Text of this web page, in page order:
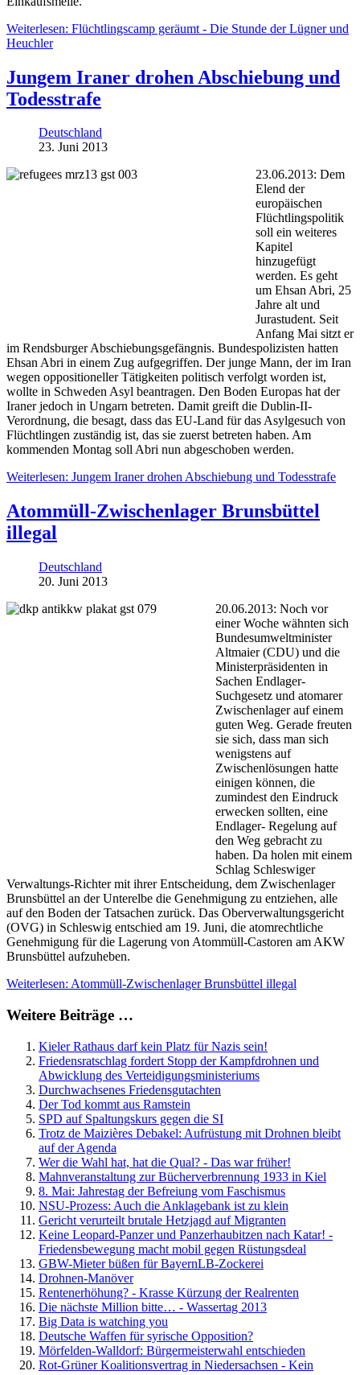
Weiterlesen: Flüchtlingscamp geräumt - Die Stunde der Lügner und
Heuchler
Jungem Iraner drohen Abschiebung und
Todesstrafe
Deutschland
23. Juni 2013
23.06.2013: Dem
Elend der
europäischen
Flüchtlingspolitik
soll ein weiteres
Kapitel
hinzugefügt
werden. Es geht
um Ehsan Abri, 25
Jahre alt und
Jurastudent. Seit
Anfang Mai sitzt er
im Rendsburger Abschiebungsgefängnis. Bundespolizisten hatten
Ehsan Abri in einem Zug aufgegriffen. Der junge Mann, der im Iran
wegen oppositioneller Tätigkeiten politisch verfolgt worden ist,
wollte in Schweden Asyl beantragen. Den Boden Europas hat der
Iraner jedoch in Ungarn betreten. Damit greift die Dublin-II-
Verordnung, die besagt, dass das EU-Land für das Asylgesuch von
Flüchtlingen zuständig ist, das sie zuerst betreten haben. Am
kommenden Montag soll Abri nun abgeschoben werden.
Weiterlesen: Jungem Iraner drohen Abschiebung und Todesstrafe
Atommüll-Zwischenlager Brunsbüttel
illegal
Deutschland
20. Juni 2013
20.06.2013: Noch vor
einer Woche wähnten sich
Bundesumweltminister
Altmaier (CDU) und die
Ministerpräsidenten in
Sachen Endlager-
Suchgesetz und atomarer
Zwischenlager auf einem
guten Weg. Gerade freuten
sie sich, dass man sich
wenigstens auf
Zwischenlösungen hatte
einigen können, die
zumindest den Eindruck
erwecken sollten, eine
Endlager- Regelung auf
den Weg gebracht zu
haben. Da holen mit einem
Schlag Schleswiger
Verwaltungs-Richter mit ihrer Entscheidung, dem Zwischenlager
Brunsbüttel an der Unterelbe die Genehmigung zu entziehen, alle
auf den Boden der Tatsachen zurück. Das Oberverwaltungsgericht
(OVG) in Schleswig entschied am 19. Juni, die atomrechtliche
Genehmigung für die Lagerung von Atommüll-Castoren am AKW
Brunsbüttel aufzuheben.
Weiterlesen: Atommüll-Zwischenlager Brunsbüttel illegal
Weitere Beiträge …
Kieler Rathaus darf kein Platz für Nazis sein!
Friedensratschlag fordert Stopp der Kampfdrohnen und
Abwicklung des Verteidigungsministeriums
Durchwachsenes Friedensgutachten
Der Tod kommt aus Ramstein
SPD auf Spaltungskurs gegen die SI
Trotz de Maizières Debakel: Aufrüstung mit Drohnen bleibt
auf der Agenda
Wer die Wahl hat, hat die Qual? - Das war früher!
Mahnveranstaltung zur Bücherverbrennung 1933 in Kiel
8. Mai: Jahrestag der Befreiung vom Faschismus
NSU-Prozess: Auch die Anklagebank ist zu klein
Gericht verurteilt brutale Hetzjagd auf Migranten
Keine Leopard-Panzer und Panzerhaubitzen nach Katar! -
Friedensbewegung macht mobil gegen Rüstungsdeal
GBW-Mieter büßen für BayernLB-Zockerei
Drohnen-Manöver
Rentenerhöhung? - Krasse Kürzung der Realrenten
Die nächste Million bitte… - Wassertag 2013
Big Data is watching you
Deutsche Waffen für syrische Opposition?
Mörfelden-Walldorf: Bürgermeisterwahl entschieden
Rot-Grüner Koalitionsvertrag in Niedersachsen - Kein